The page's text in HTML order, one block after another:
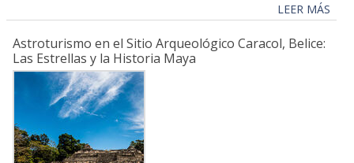
LEER MÁS
Astroturismo en el Sitio Arqueológico Caracol, Belice:
Las Estrellas y la Historia Maya